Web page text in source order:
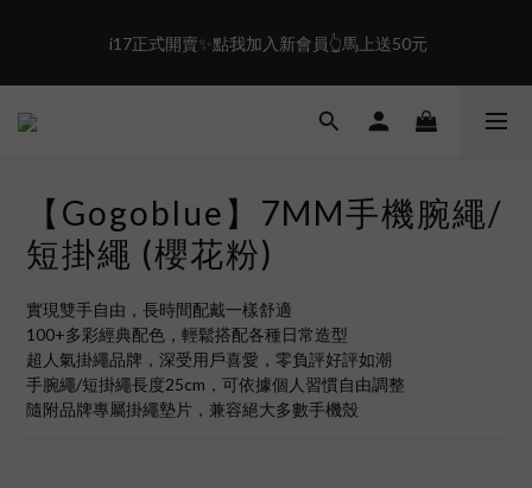
盛夏限定☀️週週抽LINE POINT｜滿1000即享免運
3
04
i17正式開賣✨點我加入新會員👆馬上送50元
盛夏限定☀️週週抽LINE POINT｜滿1000即享免運
【Gogoblue】7MM手機腕繩/
短掛繩 (櫻花粉)
實現雙手自由，長時間配戴一樣舒適
100+多彩經典配色，輕鬆搭配各種日常造型
超人氣掛繩品牌，深受用戶喜愛，零負評好評如潮
手腕繩/短掛繩長度25cm，可依據個人習慣自由調整
隨附品牌專屬掛繩墊片，兼容絕大多數手機殼